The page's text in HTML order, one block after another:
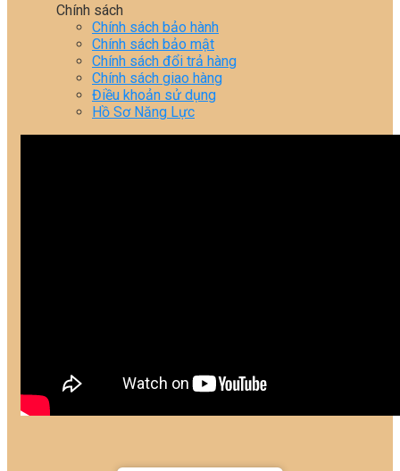
Chính sách
Chính sách bảo hành
Chính sách bảo mật
Chính sách đổi trả hàng
Chính sách giao hàng
Điều khoản sử dụng
Hồ Sơ Năng Lực